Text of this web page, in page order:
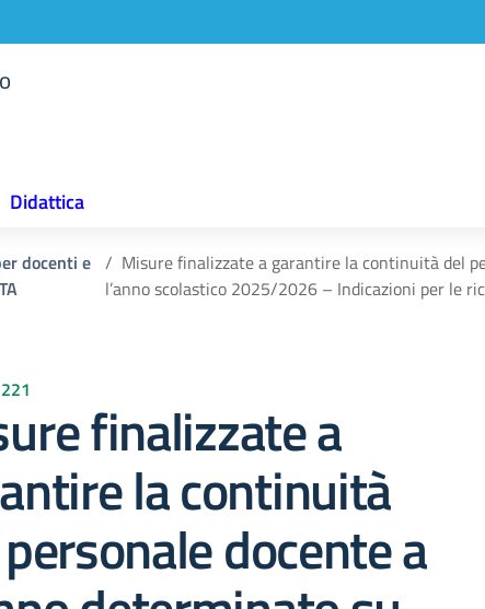
Didattica
docenti e
Misure finalizzate a garantire la continuità del
l’anno scolastico 2025/2026 – Indicazioni per le
finalizzate a
la continuità
docente a